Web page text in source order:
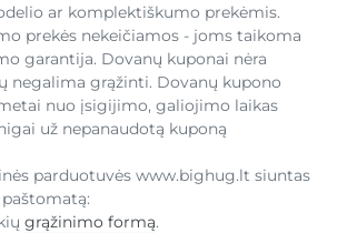
ar komplektiškumo prekėmis.
prekės nekeičiamos - joms taikoma
garantija. Dovanų kuponai nėra
negalima grąžinti. Dovanų kupono
nuo įsigijimo, galiojimo laikas
už nepanaudotą kuponą
parduotuvės www.bighug.lt siuntas
grąžinimo formą.